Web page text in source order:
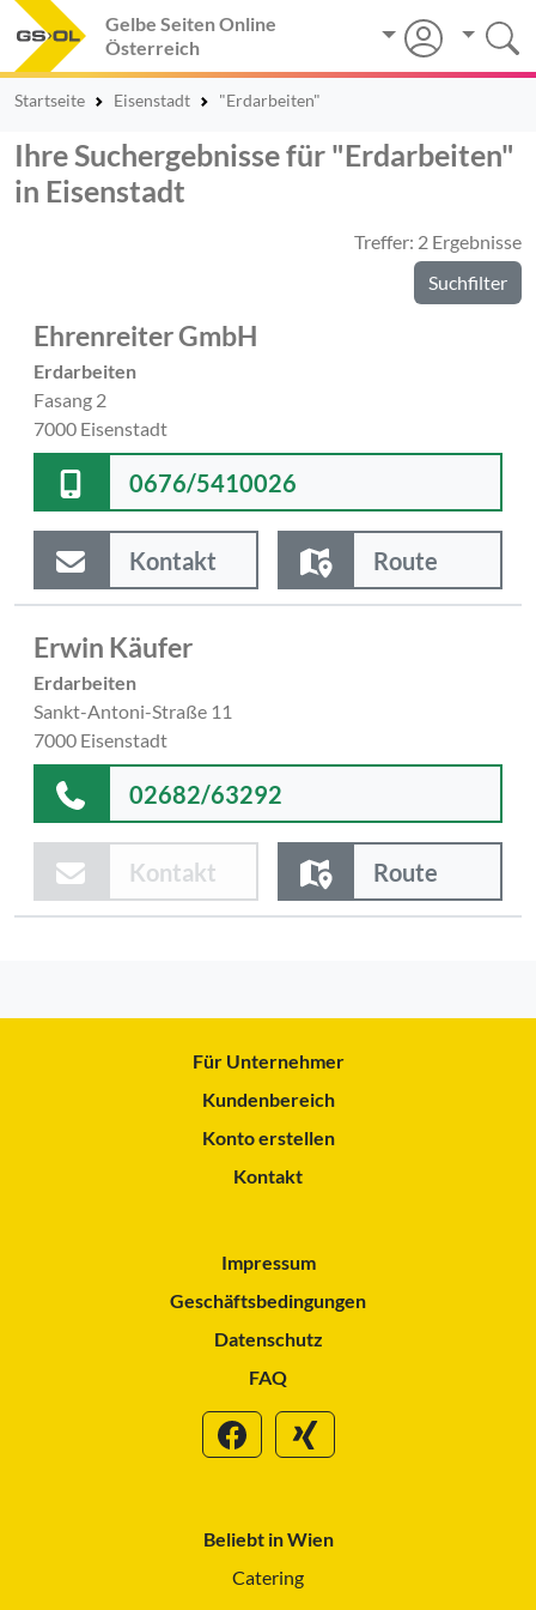
Gelbe Seiten Online
Österreich
Startseite Eisenstadt "Erdarbeiten"
Ihre Suchergebnisse für "Erdarbeiten"
in Eisenstadt
Treffer: 2 Ergebnisse
Suchfilter
Ehrenreiter GmbH
Erdarbeiten
Fasang 2
7000 Eisenstadt
0676/5410026
Kontakt Route
Erwin Käufer
Erdarbeiten
Sankt-Antoni-Straße 11
7000 Eisenstadt
02682/63292
Kontakt Route
Für Unternehmer
Kundenbereich
Konto erstellen
Kontakt
Impressum
Geschäftsbedingungen
Datenschutz
FAQ
Beliebt in Wien
Catering